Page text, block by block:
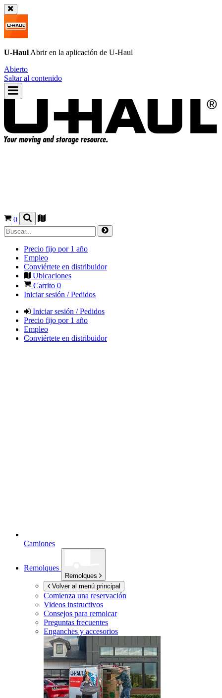
U-Haul Abrir en la aplicación de U-Haul
Abierto
Saltar al contenido
0
Precio fijo por 1 año
Empleo
Conviértete en distribuidor
Ubicaciones
Carrito 0
Iniciar sesión / Pedidos
Iniciar sesión / Pedidos
Precio fijo por 1 año
Empleo
Conviértete en distribuidor
Camiones
Remolques
Remolques
Volver al menú principal
Comienza una reservación
Videos instructivos
Consejos para remolcar
Preguntas frecuentes
Enganches y accesorios